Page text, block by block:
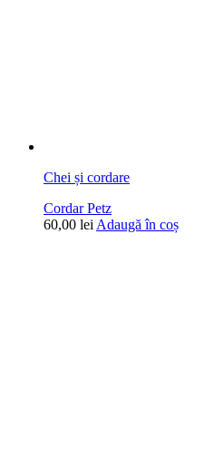
Chei și cordare
Cordar Petz
60,00 lei Adaugă în coș